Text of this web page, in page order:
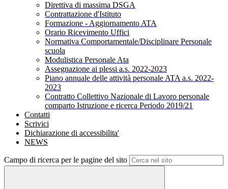
Direttiva di massima DSGA
Contrattazione d'Istituto
Formazione - Aggiornamento ATA
Orario Ricevimento Uffici
Normativa Comportamentale/Disciplinare Personale
scuola
Modulistica Personale Ata
Assegnazione ai plessi a.s. 2022-2023
Piano annuale delle attività personale ATA a.s. 2022-
2023
Contratto Collettivo Nazionale di Lavoro personale
comparto Istruzione e ricerca Periodo 2019/21
Contatti
Scrivici
Dichiarazione di accessibilita'
NEWS
Campo di ricerca per le pagine del sito